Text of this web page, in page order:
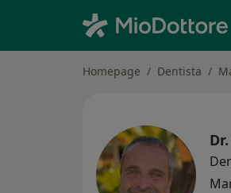
Homepage Dentista
Dr.